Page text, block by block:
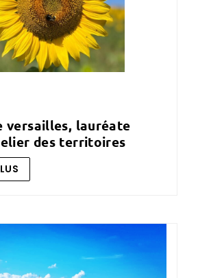
des territoires